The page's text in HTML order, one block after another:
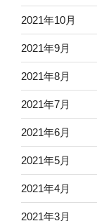
2021年10月
2021年9月
2021年8月
2021年7月
2021年6月
2021年5月
2021年4月
2021年3月